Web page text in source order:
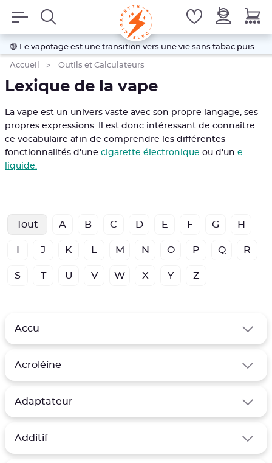
🔞 Le vapotage est une transition vers une vie sans tabac puis sans dépendance à la nicotine. Ne vapotez pas si vous ne
Accueil Outils et Calculateurs
Lexique de la vape
La vape est un univers vaste avec son propre langage, ses
propres expressions. Il est donc intéressant de connaître
ce vocabulaire afin de comprendre les différentes
fonctionnalités d'une cigarette électronique ou d'un e-
liquide.
Tout A B C D E F G H
J K M N O P Q R
S T U V W X Y Z
Accu
Acroléine
Adaptateur
Additif